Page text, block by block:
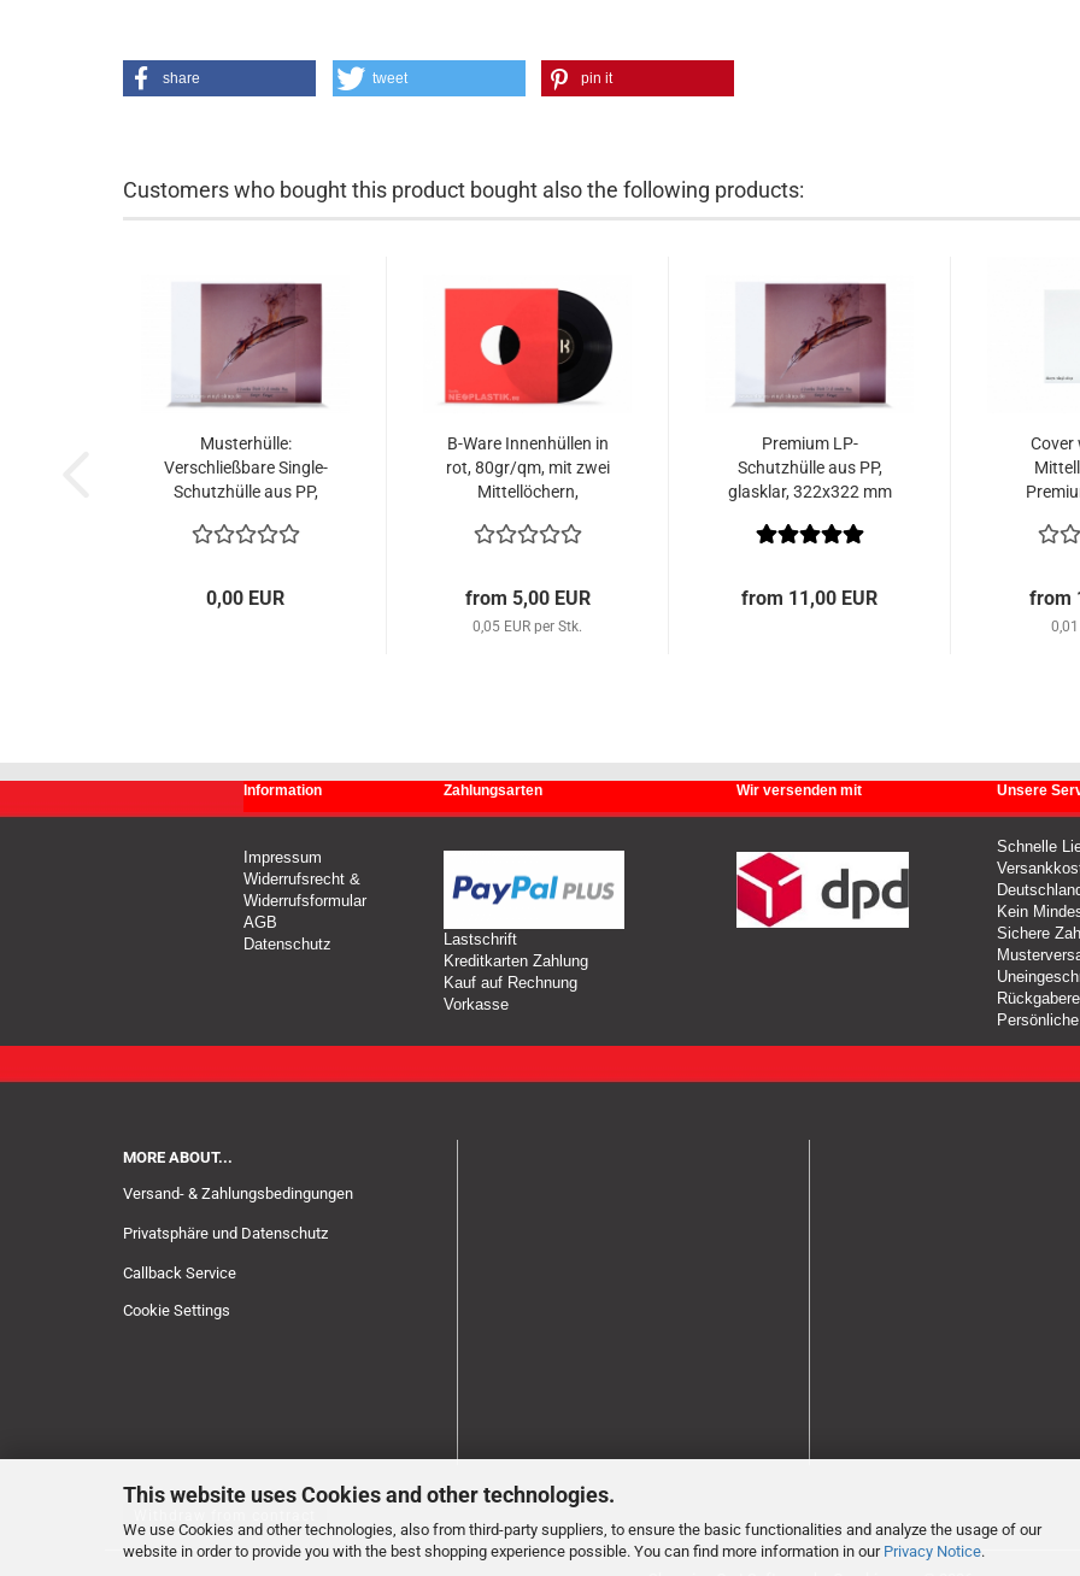
This website uses Cookies and other technologies.
We use Cookies and other technologies, also from third-party suppliers, to ensure the basic functionalities and analyze the usage of our
website in order to provide you with the best shopping experience possible. You can find more information in our Privacy Notice.
share tweet pin it
Customers who bought this product bought also the following products:
Musterhülle:
Verschließbare Single-
Schutzhülle aus PP,
90µm
0,00 EUR
B-Ware Innenhüllen in
rot, 80gr/qm, mit zwei
Mittellöchern,
from 5,00 EUR
0,05 EUR per Stk.
Premium LP-
Schutzhülle aus PP,
glasklar, 322x322 mm
from 11,00 EUR
Cover
from
Information Zahlungsarten Wir versenden mit Unsere
Impressum
Widerrufsrecht &
Widerrufsformular
AGB
Datenschutz
Lastschrift
Kreditkarten Zahlung
Kauf auf Rechnung
Vorkasse
Schnelle
Kein
Sichere
MORE ABOUT...
Versand- & Zahlungsbedingungen
Privatsphäre und Datenschutz
Callback Service
Cookie Settings